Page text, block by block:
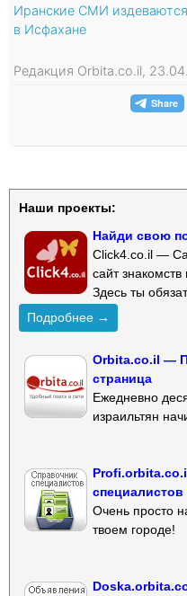
Иранские СМИ
в Исфахане
Редакция Orbita.co.il,
Наши проекты:
Найди свою
Click4.co.il —
сайт
Здесь ты
Подробнее →
Orbita.co.il —
страница
Ежедневно
израильтян
Очень просто
твоем городе!